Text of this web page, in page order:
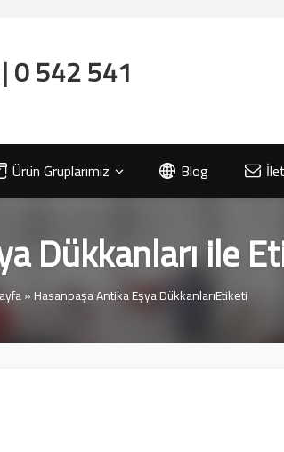
Ürün Gruplarımız Blog
Dükkanları ile
»Hasanpaşa Antika Eşya DükkanlarıEtiketi